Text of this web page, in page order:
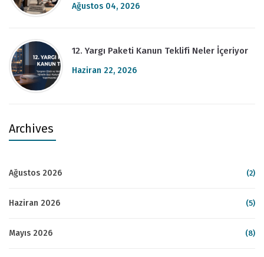
Ağustos 04, 2026
12. Yargı Paketi Kanun Teklifi Neler İçeriyor
Haziran 22, 2026
Archives
Ağustos 2026 (2)
Haziran 2026 (5)
Mayıs 2026 (8)